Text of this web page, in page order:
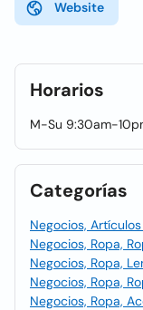
Website
Horarios
M-Su 9:30am-
Categorías
Negocios,
Negocios, Ropa,
Negocios, Ropa,
Negocios, Ropa,
Negocios, Ropa,